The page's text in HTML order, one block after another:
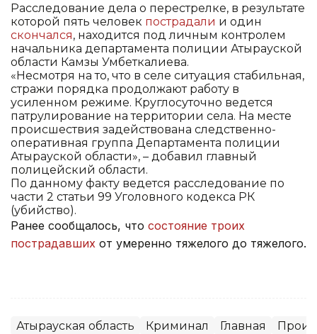
Расследование дела о перестрелке, в результате
которой пять человек пострадали и один
скончался, находится под личным контролем
начальника департамента полиции Атырауской
области Камзы Умбеткалиева.
«Несмотря на то, что в селе ситуация стабильная,
стражи порядка продолжают работу в
усиленном режиме. Круглосуточно ведется
патрулирование на территории села. На месте
происшествия задействована следственно-
оперативная группа Департамента полиции
Атырауской области», – добавил главный
полицейский области.
По данному факту ведется расследование по
части 2 статьи 99 Уголовного кодекса РК
(убийство).
Ранее сообщалось, что состояние троих
пострадавших от умеренно тяжелого до тяжелого.
Атырауская область Криминал Главная